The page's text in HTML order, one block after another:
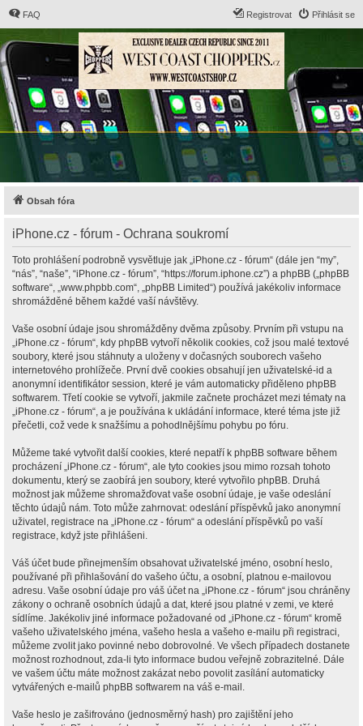
FAQ Přihlásit se
Registrovat
Obsah fóra
iPhone.cz - fórum - Ochrana soukromí
Toto prohlášení podrobně vysvětluje jak „iPhone.cz - fórum“ (dále jen “my”,
“nás”, “naše”, “iPhone.cz - fórum”, “https://forum.iphone.cz”) a phpBB („phpBB
software“, „www.phpbb.com“, „phpBB Limited“) používá jakékoliv informace
shromážděné během každé vaší návštěvy.
Vaše osobní údaje jsou shromážděny dvěma způsoby. Prvním při vstupu na
„iPhone.cz - fórum“, kdy phpBB vytvoří několik cookies, což jsou malé textové
soubory, které jsou stáhnuty a uloženy v dočasných souborech vašeho
internetového prohlížeče. První dvě cookies obsahují jen uživatelské-id a
anonymní identifikátor session, které je vám automaticky přiděleno phpBB
softwarem. Třetí cookie se vytvoří, jakmile začnete procházet mezi tématy na
„iPhone.cz - fórum“, a je používána k ukládání informace, které téma jste již
přečetli, což vede k snažšímu a pohodlnějšímu pohybu po fóru.
Můžeme také vytvořit další cookies, které nepatří k phpBB software během
procházení „iPhone.cz - fórum“, ale tyto cookies jsou mimo rozsah tohoto
dokumentu, který se zaobírá jen soubory, které vytvořilo phpBB. Druhá
možnost jak můžeme shromažďovat vaše osobní údaje, je vaše odeslání
těchto údajů nám. Toto může zahrnovat: odeslání příspěvků jako anonymní
uživatel, registrace na „iPhone.cz - fórum“ a odeslání příspěvků po vaší
registrace, když jste přihlášeni.
Váš účet bude přinejmenším obsahovat uživatelské jméno, osobní heslo,
používané při přihlašování do vašeho účtu, a osobní, platnou e-mailovou
adresu. Vaše osobní údaje pro váš účet na „iPhone.cz - fórum“ jsou chráněny
zákony o ochraně osobních údajů a dat, které jsou platné v zemi, ve které
sídlíme. Jakékoliv jiné informace požadované od „iPhone.cz - fórum“ kromě
vašeho uživatelského jména, vašeho hesla a vašeho e-mailu při registraci,
můžeme zvolit jako povinné nebo dobrovolné. Ve všech případech dostanete
možnost rozhodnout, zda-li tyto informace budou veřejně zobrazitelné. Dále
ve vašem účtu máte možnost zakázat nebo povolit zasílání automaticky
vytvářených e-mailů phpBB softwarem na váš e-mail.
Vaše heslo je zašifrováno (jednosměrný hash) pro zajištění jeho